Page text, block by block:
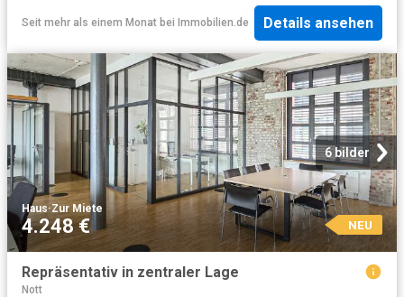
Seit mehr als einem Monat bei Immobilien.de Details ansehen
6 bilder
Haus·Zur Miete
4.248 € NEU
Repräsentativ in zentraler Lage
Nott